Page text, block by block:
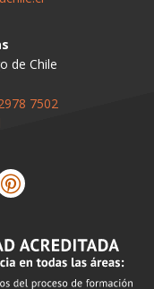
de Chile
7502